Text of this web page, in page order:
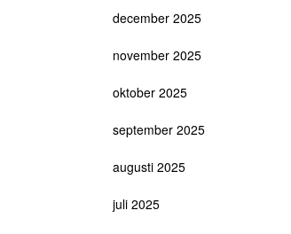
december 2025
november 2025
oktober 2025
september 2025
augusti 2025
juli 2025